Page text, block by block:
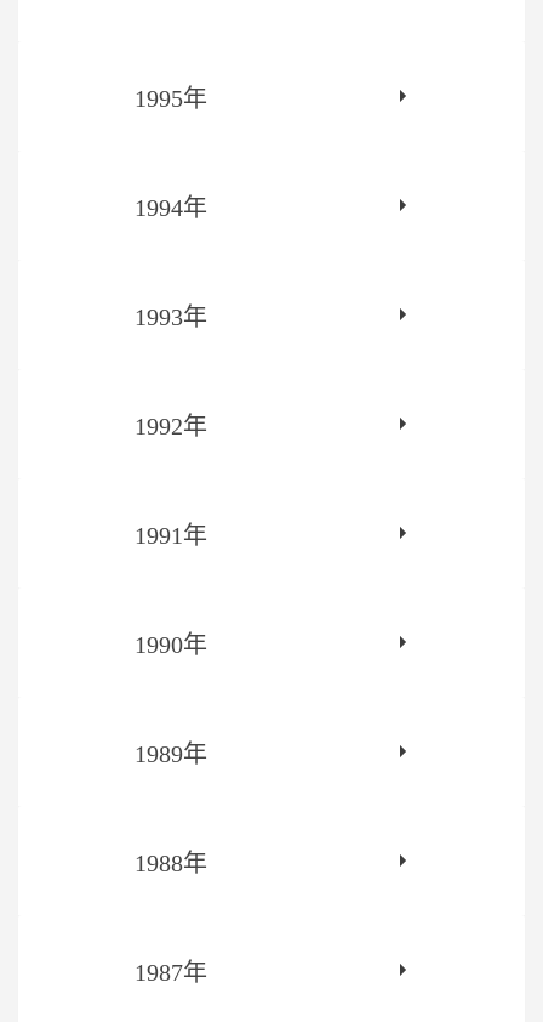
1995年
1994年
1993年
1992年
1991年
1990年
1989年
1988年
1987年